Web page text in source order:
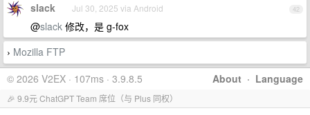
42
slack Jul 30, 2025 via Android
@slack 修改，是 g-fox
› Mozilla FTP
About · Language
© 2026 V2EX · 107ms · 3.9.8.5
🎉 9.9元 ChatGPT Team 席位（与 Plus 同权）